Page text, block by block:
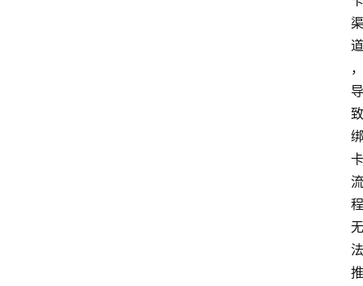
渠
道
，
导
致
绑
卡
流
程
无
法
推